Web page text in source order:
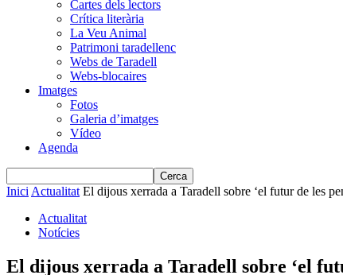
Cartes dels lectors
Crítica literària
La Veu Animal
Patrimoni taradellenc
Webs de Taradell
Webs-blocaires
Imatges
Fotos
Galeria d’imatges
Vídeo
Agenda
Inici Actualitat El dijous xerrada a Taradell sobre ‘el futur de les
Actualitat
Notícies
El dijous xerrada a Taradell sobre ‘el